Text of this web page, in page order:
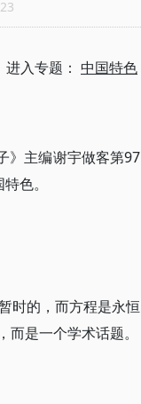
进入专题： 中国特色
》主编谢宇做客第97
色。
时的，而方程是永恒
是一个学术话题。